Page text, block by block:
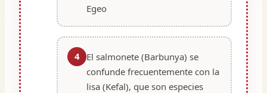
Egeo
4
El salmonete (Barbunya) se
confunde frecuentemente con la
lisa (Kefal), que son especies